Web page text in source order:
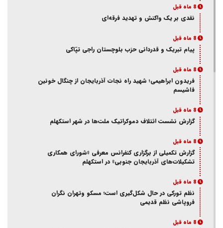
8 ماه قبل
نقدی بر یک واکنش و‌ تهدید فرقه‌ای
8 ماه قبل
پیام تبریک و قدردانی حزب بلوچستان راجی تپّاکی
8 ماه قبل
فریدون ابراهیمی؛ شهید راه نجات آذربایجان از چنگال خونین
فاشیسم
8 ماه قبل
گزارش نشست ائتلاف دموکراتیک ملت‌ها در شهر استکهلم
8 ماه قبل
گزارش تکمیلی از برگزاری کنفرانس معرفی «شورای همکاری
تشکیلات‌های آذربایجان جنوبی» در استکهلم
8 ماه قبل
نظم تورکی در حال شکل‌گیری است؛ مسکو وتهران نگران
فروپاشی نظم قدیمی
8 ماه قبل